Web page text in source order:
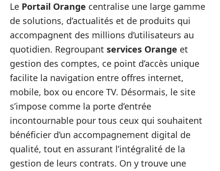
Le Portail Orange centralise une large gamme
de solutions, d’actualités et de produits qui
accompagnent des millions d’utilisateurs au
quotidien. Regroupant services Orange et
gestion des comptes, ce point d’accès unique
facilite la navigation entre offres internet,
mobile, box ou encore TV. Désormais, le site
s’impose comme la porte d’entrée
incontournable pour tous ceux qui souhaitent
bénéficier d’un accompagnement digital de
qualité, tout en assurant l’intégralité de la
gestion de leurs contrats. On y trouve une